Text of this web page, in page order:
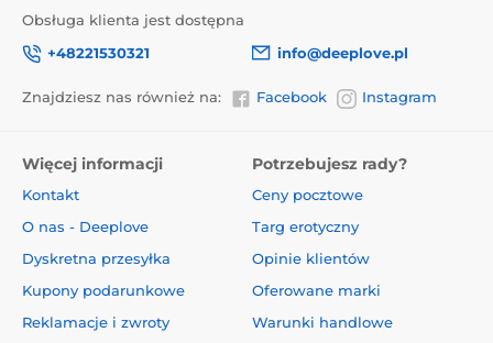
Obsługa klienta jest dostępna
+48221530321
info@deeplove.pl
Znajdziesz nas również na: Facebook Instagram
Więcej informacji
Kontakt
O nas - Deeplove
Dyskretna przesyłka
Kupony podarunkowe
Reklamacje i zwroty
Potrzebujesz rady?
Ceny pocztowe
Targ erotyczny
Opinie klientów
Oferowane marki
Warunki handlowe